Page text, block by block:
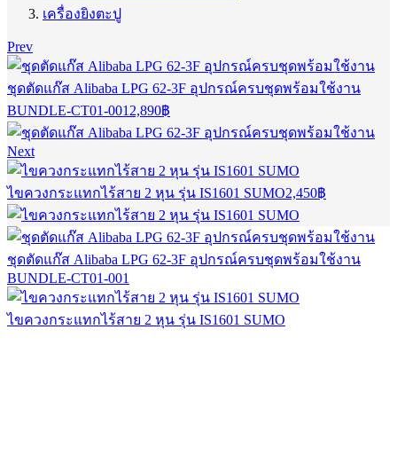
เครื่องยิงตะปู
Prev
ชุดตัดแก๊ส Alibaba LPG 62-3F อุปกรณ์ครบชุดพร้อมใช้งาน
BUNDLE-CT01-001 2,890฿
Next
ไขควงกระแทกไร้สาย 2 หุน รุ่น IS1601 SUMO2,450฿
ชุดตัดแก๊ส Alibaba LPG 62-3F อุปกรณ์ครบชุดพร้อมใช้งาน
BUNDLE-CT01-001
ไขควงกระแทกไร้สาย 2 หุน รุ่น IS1601 SUMO